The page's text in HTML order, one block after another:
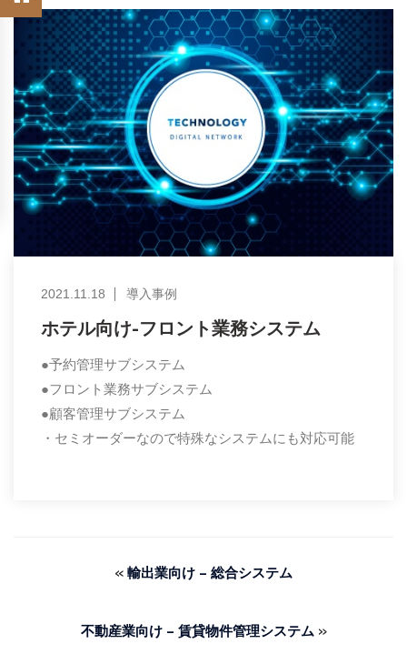
2021.11.18 導入事例
ホテル向け-フロント業務システム
●予約管理サブシステム
●フロント業務サブシステム
●顧客管理サブシステム
・セミオーダーなので特殊なシステムにも対応可能
« 輸出業向け – 総合システム
不動産業向け – 賃貸物件管理システム »